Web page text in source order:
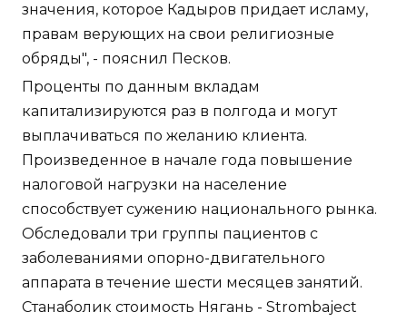
значения, которое Кадыров придает исламу,
правам верующих на свои религиозные
обряды", - пояснил Песков.
Проценты по данным вкладам
капитализируются раз в полгода и могут
выплачиваться по желанию клиента.
Произведенное в начале года повышение
налоговой нагрузки на население
способствует сужению национального рынка.
Обследовали три группы пациентов с
заболеваниями опорно-двигательного
аппарата в течение шести месяцев занятий.
Станаболик стоимость Нягань - Strombaject